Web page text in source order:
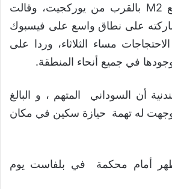
على الطريق السريع M2 بالقرب من يوركجيت، وقالت
على نطاق واسع على فيسبوك
مساء الثلاثاء، وردا على
في جميع أنحاء المنطقة.
أن السوداني المتهم ، و البالغ
30 عامًا، وجهت له تهمة حيازة سكين في مكان
أمام محكمة في بلفاست يوم